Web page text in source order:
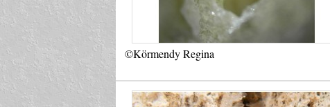
©Körmendy Regina